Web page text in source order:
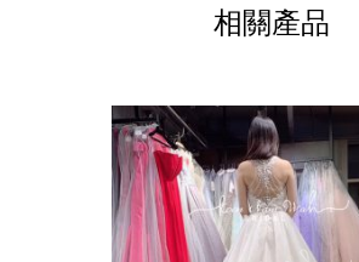
相關產品